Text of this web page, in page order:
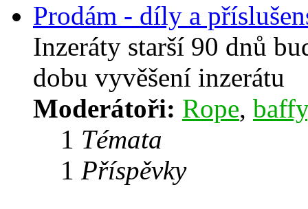
Prodám - díly a
Inzeráty starší 90 dnů
dobu vyvěšení inzerátu
Moderátoři: Rope, baffy
1 Témata
1 Příspěvky